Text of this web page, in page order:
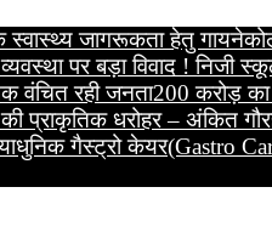
जागरूकता हेतु
पर बड़ा विवाद ! निजी
वंचित रही जनता200 करोड़
प्राकृतिक धरोहर – अंकित
गैस्ट्रो केयर(Gastro